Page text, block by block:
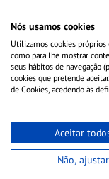
Aviso Legal Política
Copyright © 2010-2021
Nós usamos cookies
Utilizamos cookies
como para lhe mostrar
seus hábitos de navegação
cookies que pretende
de Cookies, acedendo às
Aceitar
Não, ajustar